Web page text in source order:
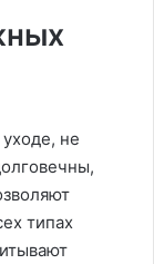
не
типах